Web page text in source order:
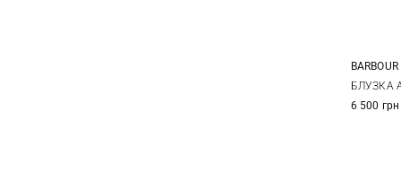
8
BARBOUR
БЛУЗКА
6 500 грн